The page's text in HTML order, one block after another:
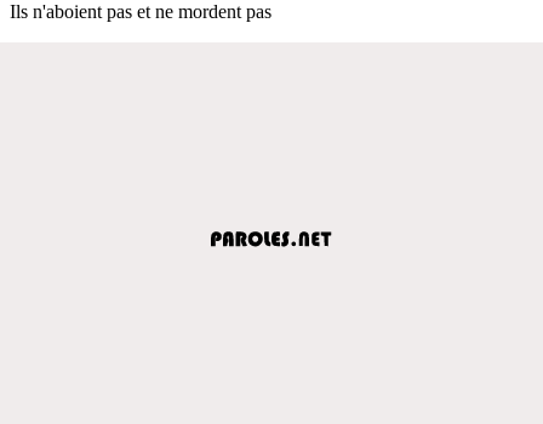
Ils n'aboient pas et ne mordent pas